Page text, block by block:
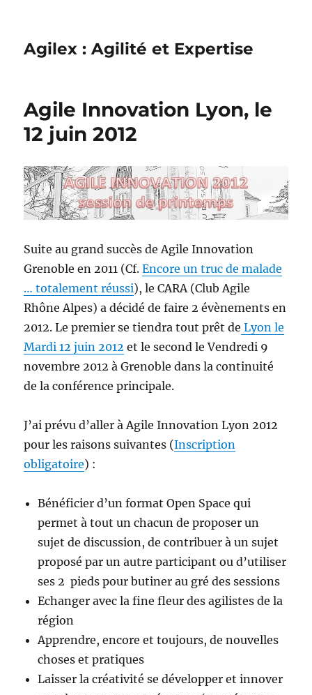
Agilex : Agilité et Expertise
Agile Innovation Lyon, le
12 juin 2012
Suite au grand succès de Agile Innovation
Grenoble en 2011 (Cf.Encore un truc de malade
… totalement réussi), le CARA (Club Agile
Rhône Alpes) a décidé de faire 2 évènements en
2012. Le premier se tiendra tout prêt de Lyon le
Mardi 12 juin 2012 et le second le Vendredi 9
novembre 2012 à Grenoble dans la continuité
de la conférence principale.
J’ai prévu d’aller à Agile Innovation Lyon 2012
pour les raisons suivantes (Inscription
obligatoire) :
Bénéficier d’un format Open Space qui
permet à tout un chacun de proposer un
sujet de discussion, de contribuer à un sujet
proposé par un autre participant ou d’utiliser
ses 2 pieds pour butiner au gré des sessions
Echanger avec la fine fleur des agilistes de la
région
Apprendre, encore et toujours, de nouvelles
choses et pratiques
Laisser la créativité se développer et innover